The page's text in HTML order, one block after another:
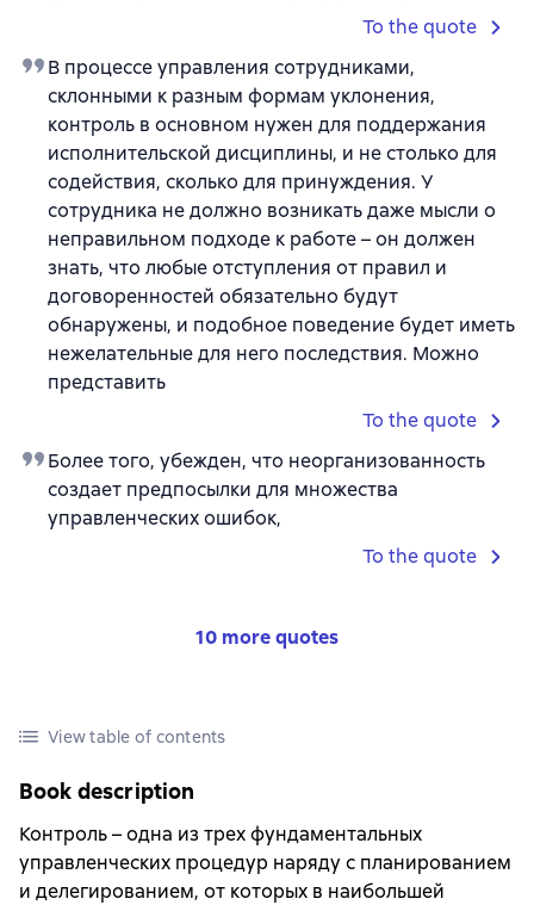
To the quote
В процессе управления сотрудниками,
склонными к разным формам уклонения,
контроль в основном нужен для поддержания
исполнительской дисциплины, и не столько для
содействия, сколько для принуждения. У
сотрудника не должно возникать даже мысли о
неправильном подходе к работе – он должен
знать, что любые отступления от правил и
договоренностей обязательно будут
обнаружены, и подобное поведение будет иметь
нежелательные для него последствия. Можно
представить
To the quote
Более того, убежден, что неорганизованность
создает предпосылки для множества
управленческих ошибок,
To the quote
10 more quotes
View table of contents
Book description
Контроль – одна из трех фундаментальных
управленческих процедур наряду с планированием
и делегированием, от которых в наибольшей